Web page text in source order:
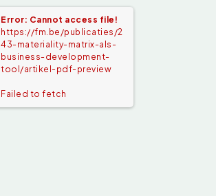
Error: Cannot access file!
https://fm.be/publicaties/2
43-materiality-matrix-als-
business-development-
tool/artikel-pdf-preview
Failed to fetch